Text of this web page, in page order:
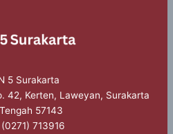
5 Surakarta
42, Kerten, Laweyan, Surakarta
57143
713916